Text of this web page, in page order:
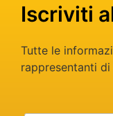
Iscriviti
Tutte le
rappresentanti